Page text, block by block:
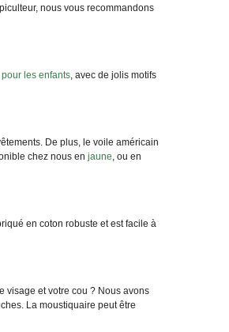
nous vous recommandons
les enfants, avec de jolis motifs
De plus, le voile américain
chez nous en jaune, ou en
en coton robuste et est facile à
visage et votre cou ? Nous avons
La moustiquaire peut être